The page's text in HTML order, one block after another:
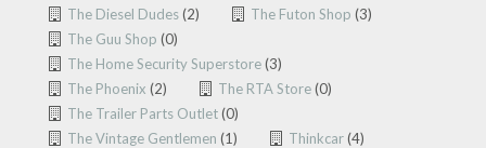
The Diesel Dudes(2) The Futon Shop (3)
The Guu Shop (0)
The Home Security Superstore(3)
The Phoenix (2) The RTA Store(0)
The Trailer Parts Outlet(0)
The Vintage Gentlemen (1) Thinkcar(4)